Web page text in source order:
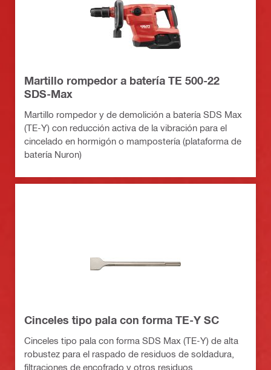
Martillo rompedor a batería TE 500-22
SDS-Max
Martillo rompedor y de demolición a batería SDS Max
(TE-Y) con reducción activa de la vibración para el
cincelado en hormigón o mampostería (plataforma de
batería Nuron)
Cinceles tipo pala con forma TE-Y SC
Cinceles tipo pala con forma SDS Max (TE-Y) de alta
robustez para el raspado de residuos de soldadura,
filtraciones de encofrado y otros residuos